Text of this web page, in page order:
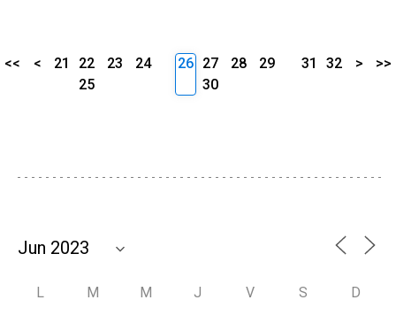
<< < 21 22 23
24
25
26 27 28
29
30
31 32 > >>
L M M J V S D